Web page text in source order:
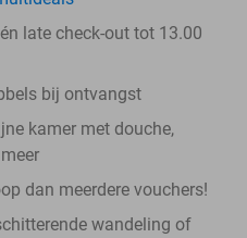
late check-out tot 13.00
bij ontvangst
kamer met douche,
dan meerdere vouchers!
wandeling of